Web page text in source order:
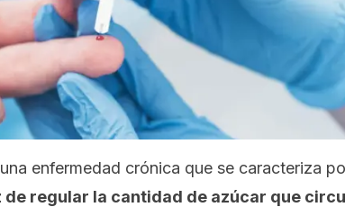
enfermedad crónica que se caracteriza
de regular la cantidad de azúcar que